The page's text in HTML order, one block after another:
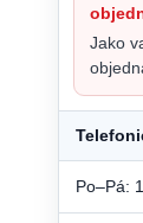
Jako
Po–Pá: